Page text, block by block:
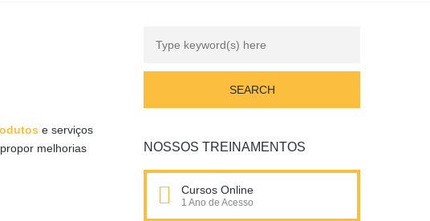
e serviços
melhorias
NOSSOS TREINAMENTOS
Cursos Online
1 Ano de Acesso